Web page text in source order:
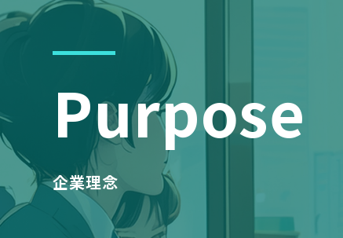
Purpose
企業理念